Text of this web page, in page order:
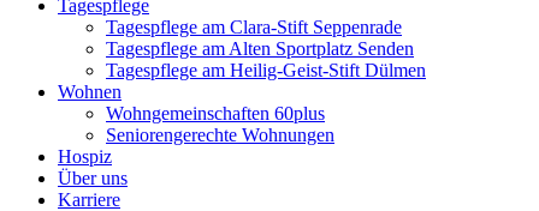
Tagespflege
Tagespflege am Clara-Stift Seppenrade
Tagespflege am Alten Sportplatz Senden
Tagespflege am Heilig-Geist-Stift Dülmen
Wohnen
Wohngemeinschaften 60plus
Seniorengerechte Wohnungen
Hospiz
Über uns
Karriere